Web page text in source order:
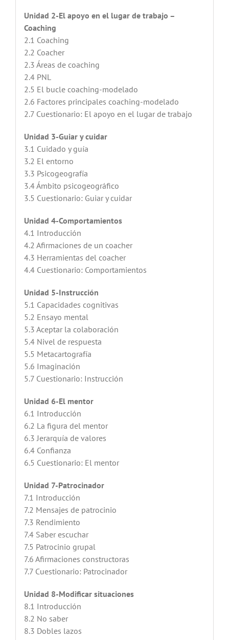
Unidad 2-El apoyo en el lugar de trabajo –
Coaching
2.1 Coaching
2.2 Coacher
2.3 Áreas de coaching
2.4 PNL
2.5 El bucle coaching-modelado
2.6 Factores principales coaching-modelado
2.7 Cuestionario: El apoyo en el lugar de trabajo
Unidad 3-Guiar y cuidar
3.1 Cuidado y guía
3.2 El entorno
3.3 Psicogeografía
3.4 Ámbito psicogeográfico
3.5 Cuestionario: Guiar y cuidar
Unidad 4-Comportamientos
4.1 Introducción
4.2 Afirmaciones de un coacher
4.3 Herramientas del coacher
4.4 Cuestionario: Comportamientos
Unidad 5-Instrucción
5.1 Capacidades cognitivas
5.2 Ensayo mental
5.3 Aceptar la colaboración
5.4 Nivel de respuesta
5.5 Metacartografía
5.6 Imaginación
5.7 Cuestionario: Instrucción
Unidad 6-El mentor
6.1 Introducción
6.2 La figura del mentor
6.3 Jerarquía de valores
6.4 Confianza
6.5 Cuestionario: El mentor
Unidad 7-Patrocinador
7.1 Introducción
7.2 Mensajes de patrocinio
7.3 Rendimiento
7.4 Saber escuchar
7.5 Patrocinio grupal
7.6 Afirmaciones constructoras
7.7 Cuestionario: Patrocinador
Unidad 8-Modificar situaciones
8.1 Introducción
8.2 No saber
8.3 Dobles lazos